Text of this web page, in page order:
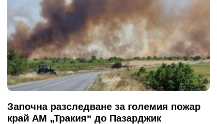
Започна разследване за големия пожар
край АМ „Тракия“ до Пазарджик